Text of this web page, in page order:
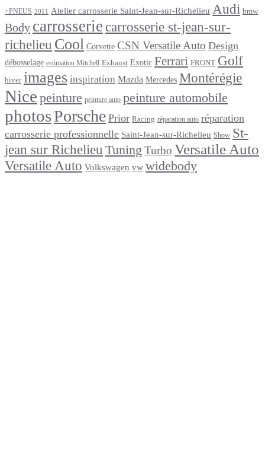
+PNEUS 2011 Atelier carrosserie Saint-Jean-sur-Richelieu Audi bmw
Body carrosserie carrosserie st-jean-sur-
richelieu Cool Corvette CSN Versatile Auto Design
débosselage estimation Mitchell Exhaust Exotic Ferrari FRONT Golf
hiver images inspiration Mazda Mercedes Montérégie
Nice peinture peinture auto peinture automobile
photosPorsche Prior Racing réparation auto réparation
carrosserie professionnelle Saint-Jean-sur-Richelieu Show St-
jean sur Richelieu Tuning Turbo Versatile Auto
Versatile Auto Volkswagen vw widebody